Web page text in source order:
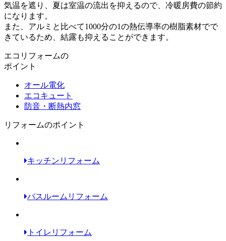
気温を遮り、夏は室温の流出を抑えるので、冷暖房費の節約
になります。
また、アルミと比べて1000分の1の熱伝導率の樹脂素材でで
きているため、結露も抑えることができます。
エコリフォームの
ポイント
オール電化
エコキュート
防音・断熱内窓
リフォームのポイント
キッチンリフォーム
バスルームリフォーム
トイレリフォーム